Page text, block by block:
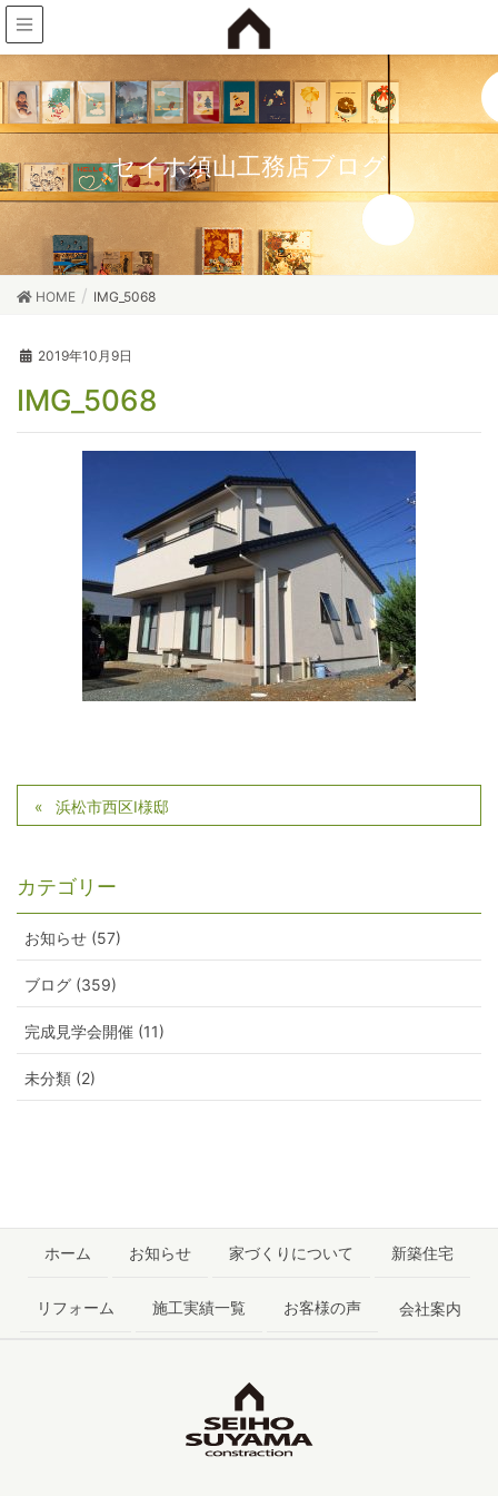
セイホ須山工務店ブログ
HOME IMG_5068
2019年10月9日
IMG_5068
浜松市西区I様邸
カテゴリー
お知らせ (57)
ブログ (359)
完成見学会開催 (11)
未分類 (2)
ホーム お知らせ 家づくりについて 新築住宅
リフォーム 施工実績一覧 お客様の声 会社案内